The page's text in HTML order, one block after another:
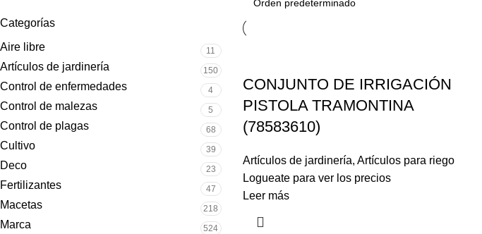
Categorías
Aire libre
11
Artículos de jardinería 150
Control de enfermedades 4
Control de malezas 5
Control de plagas 68
Cultivo 39
Deco 23
Fertilizantes 47
Macetas 218
Marca 524
CONJUNTO DE IRRIGACIÓN
PISTOLA TRAMONTINA
(78583610)
Artículos de jardinería, Artículos para riego
Logueate para ver los precios
Leer más